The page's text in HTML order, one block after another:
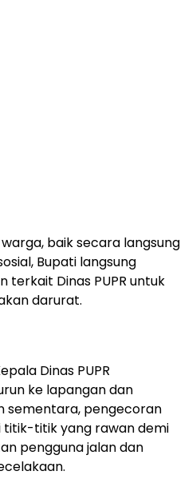
baik secara langsung
Bupati langsung
terkait Dinas PUPR untuk
darurat.
Dinas PUPR
ke lapangan dan
sementara, pengecoran
titik-titik yang rawan demi
pengguna jalan dan